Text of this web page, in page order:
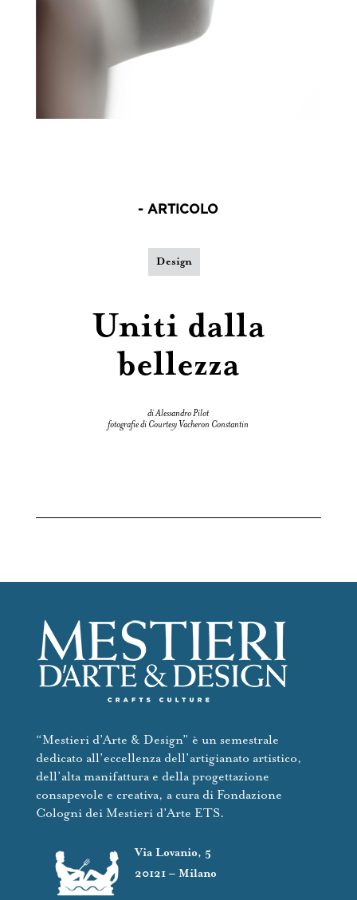
- ARTICOLO
Design
Uniti dalla
bellezza
di Alessandro Pilot
fotografie di Courtesy Vacheron Constantin
“Mestieri d’Arte & Design” è un semestrale
dedicato all’eccellenza dell’artigianato artistico,
dell’alta manifattura e della progettazione
consapevole e creativa, a cura di Fondazione
Cologni dei Mestieri d’Arte ETS.
Via Lovanio, 5
20121 – Milano